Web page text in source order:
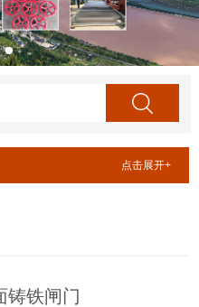
点击展开+
铸铁闸门